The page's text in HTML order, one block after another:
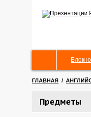
ГЛАВНАЯ /
Предметы